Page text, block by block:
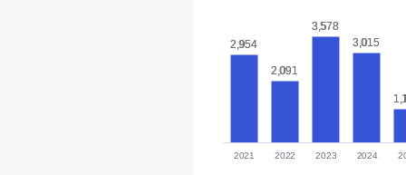
2,954
2,954
2,091
2,091
3,578
3,578
3,015
3,015
2021 2022 2023 2024